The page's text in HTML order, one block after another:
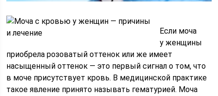
Если моча
у женщины
приобрела розоватый оттенок или же имеет
насыщенный оттенок — это первый сигнал о том, что
в моче присутствует кровь. В медицинской практике
такое явление принято называть гематурией. Моча